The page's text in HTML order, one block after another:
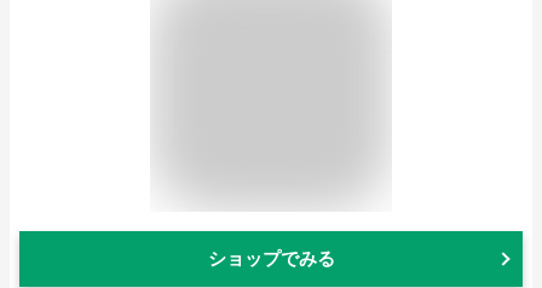
ショップでみる